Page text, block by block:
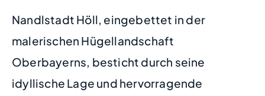
Nandlstadt Höll, eingebettet in der
malerischen Hügellandschaft
Oberbayerns, besticht durch seine
idyllische Lage und hervorragende